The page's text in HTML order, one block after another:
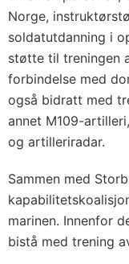
Norge,
soldatutdanning i
støtte til treningen
forbindelse med
også bidratt med
annet M109-
og artilleriradar.
Sammen med
marinen. Innenfor
bistå med trening